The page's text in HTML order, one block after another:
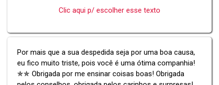
Clic aqui p/ escolher esse texto
Por mais que a sua despedida seja por uma boa causa,
eu fico muito triste, pois você é uma ótima companhia!
✯✯ Obrigada por me ensinar coisas boas! Obrigada